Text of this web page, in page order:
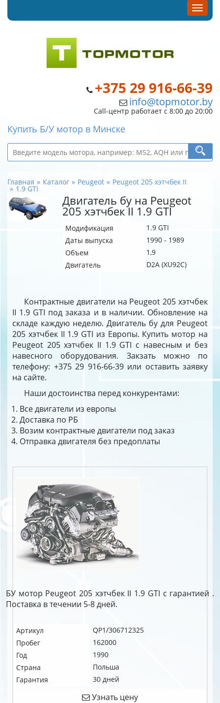
+375 29 916-66-39
info@topmotor.by
Call-центр работает с 8:00 до 20:00
Купить Б/У мотор в Минске
Главная Каталог Peugeot Peugeot 205 хэтчбек II
1.9 GTI
Двигатель бу на Peugeot
205 хэтчбек II 1.9 GTI
Модификация
1.9 GTI
Даты выпуска
1990 - 1989
Объем
1,9
Двигатель
D2A (XU92C)
Контрактные двигатели на Peugeot 205 хэтчбек
II 1.9 GTI под заказа и в наличии. Обновление на
складе каждую неделю. Двигатель бу для Peugeot
205 хэтчбек II 1.9 GTI из Европы. Купить мотор на
Peugeot 205 хэтчбек II 1.9 GTI с навесным и без
навесного оборудования. Закзать можно по
телефону: +375 29 916-66-39 или оставить заявку
на сайте.
Наши достоинства перед конкурентами:
Все двигатели из европы
Доставка по РБ
Возим контрактные двигатели под заказ
Отправка двигателя без предоплаты
БУ мотор Peugeot 205 хэтчбек II 1.9 GTI c гарантией .
Поставка в течении 5-8 дней.
Артикул
QP1/306712325
Пробег
162000
Год
1990
Страна
Польша
Гарантия
30 дней
Узнать цену